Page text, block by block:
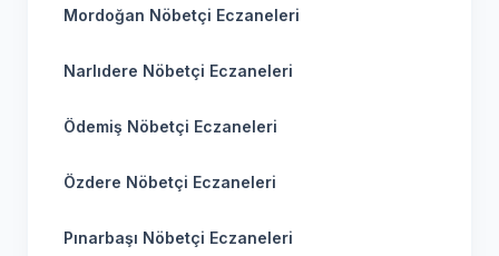
Mordoğan Nöbetçi Eczaneleri
Narlıdere Nöbetçi Eczaneleri
Ödemiş Nöbetçi Eczaneleri
Özdere Nöbetçi Eczaneleri
Pınarbaşı Nöbetçi Eczaneleri